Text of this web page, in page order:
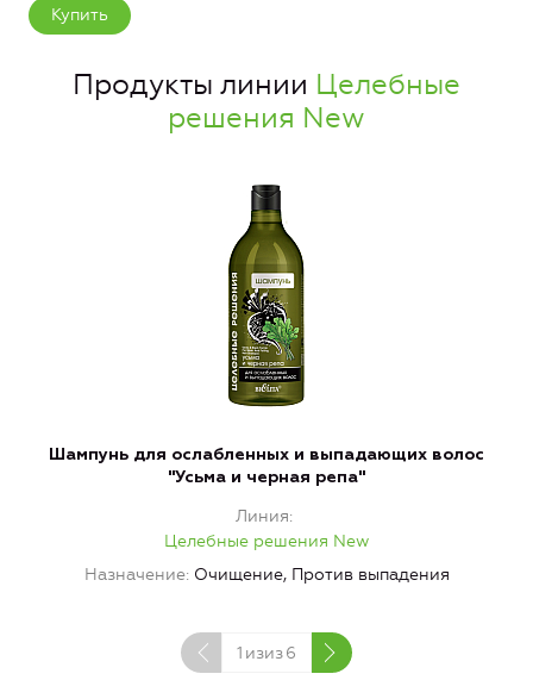
Купить
Продукты линии Целебные
решения New
Шампунь для ослабленных и выпадающих волос
"Усьма и черная репа"
Линия
Целебные решения New
Назначение Очищение, Против выпадения
1 изиз6